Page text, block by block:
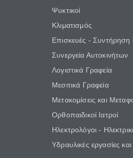
Ψυκτικοί
Κλιματισμός
Επισκευές -
Συνεργεία Αυτοκινήτων
Λογιστικά Γραφεία
Μεσιτικά Γραφεία
Μετακομίσεις και
Ορθοπαιδικοί Ιατροί
Ηλεκτρολόγοι -
Υδραυλικές εργασίες